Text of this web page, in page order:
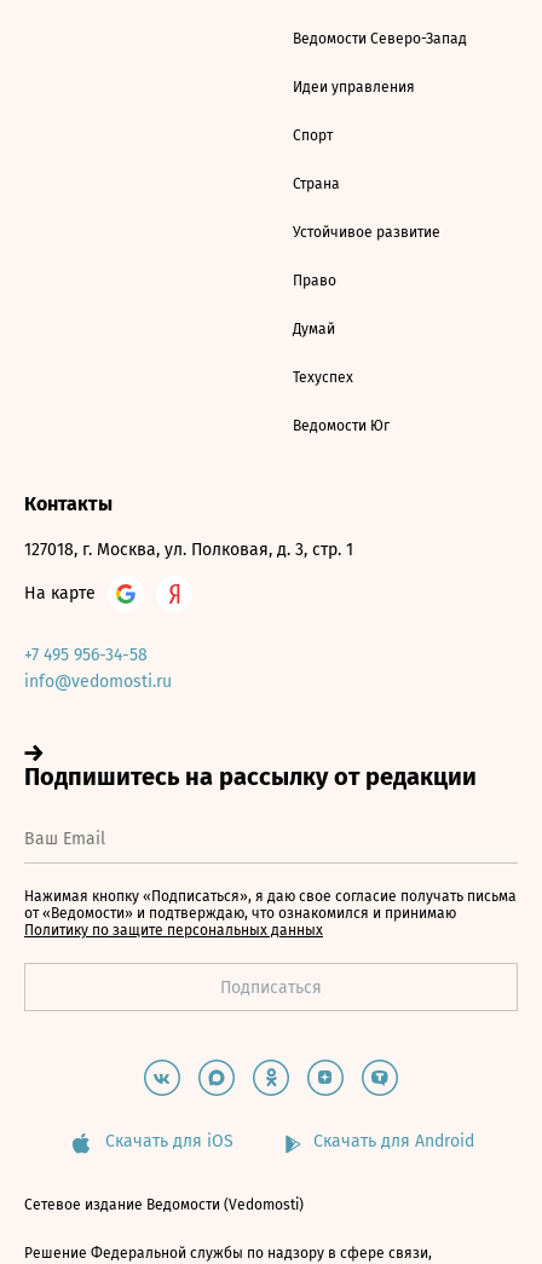
Ведомости Северо-Запад
Идеи управления
Спорт
Страна
Устойчивое развитие
Право
Думай
Техуспех
Ведомости Юг
Контакты
127018, г. Москва, ул. Полковая, д. 3, стр. 1
На карте
+7 495 956-34-58
info@vedomosti.ru
Нажимая кнопку «Подписаться», я даю свое согласие получать письма
от «Ведомости» и подтверждаю, что ознакомился и принимаю
Политику по защите персональных данных
Скачать для iOS Скачать для Android
Сетевое издание Ведомости (Vedomosti)
Решение Федеральной службы по надзору в сфере связи,